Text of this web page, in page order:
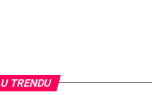
U TRENDU